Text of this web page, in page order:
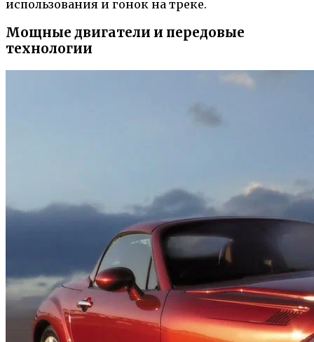
использования и гонок на треке.
Мощные двигатели и передовые
технологии